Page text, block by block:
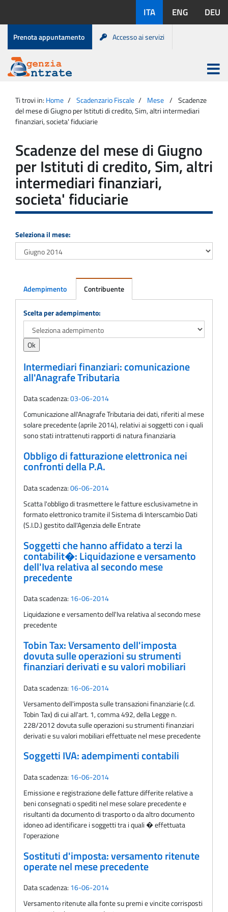
contenuto
disponibili:
ITA ENG DEU
Menu
di
servizio
Prenota appuntamento Accesso ai servizi
Agenzia
Entrate
Apri
menu
principale
Ti trovi in: Home Scadenzario Fiscale Mese
Scadenze
del mese di Giugno per Istituti di credito, Sim, altri intermediari
finanziari, societa' fiduciarie
Scadenze del mese di Giugno
per Istituti di credito, Sim, altri
intermediari finanziari,
societa' fiduciarie
Seleziona il mese:
Adempimento Contribuente
Adempimento
Scelta per adempimento:
Intermediari finanziari: comunicazione
all'Anagrafe Tributaria
Data scadenza:03-06-2014
Comunicazione all'Anagrafe Tributaria dei dati, riferiti al mese
solare precedente (aprile 2014), relativi ai soggetti con i quali
sono stati intrattenuti rapporti di natura finanziaria
Obbligo di fatturazione elettronica nei
confronti della P.A.
Data scadenza:06-06-2014
Scatta l'obbligo di trasmettere le fatture esclusivametne in
formato elettronico tramite il Sistema di Interscambio Dati
(S.I.D.) gestito dall'Agenzia delle Entrate
Soggetti che hanno affidato a terzi la
contabilit�: Liquidazione e versamento
dell'Iva relativa al secondo mese
precedente
Data scadenza: 16-06-2014
Liquidazione e versamento dell'Iva relativa al secondo mese
precedente
Tobin Tax: Versamento dell'imposta
dovuta sulle operazioni su strumenti
finanziari derivati e su valori mobiliari
Data scadenza: 16-06-2014
Versamento dell'imposta sulle transazioni finanziarie (c.d.
Tobin Tax) di cui all'art. 1, comma 492, della Legge n.
228/2012 dovuta sulle operazioni su strumenti finanziari
derivati e su valori mobiliari effettuate nel mese precedente
Soggetti IVA: adempimenti contabili
Data scadenza: 16-06-2014
Emissione e registrazione delle fatture differite relative a
beni consegnati o spediti nel mese solare precedente e
risultanti da documento di trasporto o da altro documento
idoneo ad identificare i soggetti tra i quali � effettuata
l'operazione
Sostituti d'imposta: versamento ritenute
operate nel mese precedente
Data scadenza: 16-06-2014
Versamento ritenute alla fonte su premi e vincite corrisposti